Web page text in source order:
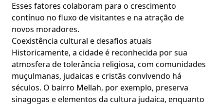
Esses fatores colaboram para o crescimento
contínuo no fluxo de visitantes e na atração de
novos moradores.
Coexistência cultural e desafios atuais
Historicamente, a cidade é reconhecida por sua
atmosfera de tolerância religiosa, com comunidades
muçulmanas, judaicas e cristãs convivendo há
séculos. O bairro Mellah, por exemplo, preserva
sinagogas e elementos da cultura judaica, enquanto